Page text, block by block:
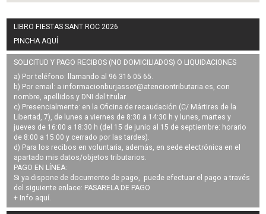
LIBRO FIESTAS SANT ROC 2026
PINCHA AQUÍ
SOLICITUD Y PAGO RECIBOS (NO DOMICILIADOS) O LIQUIDACIONES
a) Por teléfono: llamando al 96 316 05 65.
b) Por email: a informacionburjassot@atenciontributaria.es, con
nombre, apellidos y DNI del titular.
c) Presencialmente: en la Oficina de recaudación (C/ Mártires de la
Libertad, 7), de lunes a viernes de 8:30 a 14:30 h y lunes, martes y
jueves de 16:00 a 18:30 h (del 15 de junio al 15 de septiembre: horario
de 8:00 a 15:00 y cerrado por las tardes).
d) Para los recibos en voluntaria, además, en sede electrónica en el
apartado mis datos/objetos tributarios.
PAGO EN LÍNEA:
Si ya dispone de documento de pago, puede efectuar el pago a través
del siguiente enlace: PASARELA DE PAGO
+ Info aquí.